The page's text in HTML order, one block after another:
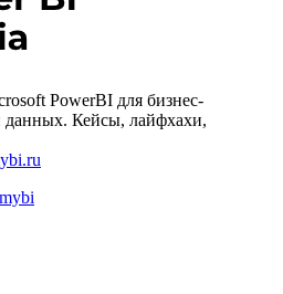
PowerBI для бизнес-
данных. Кейсы, лайфхахи,